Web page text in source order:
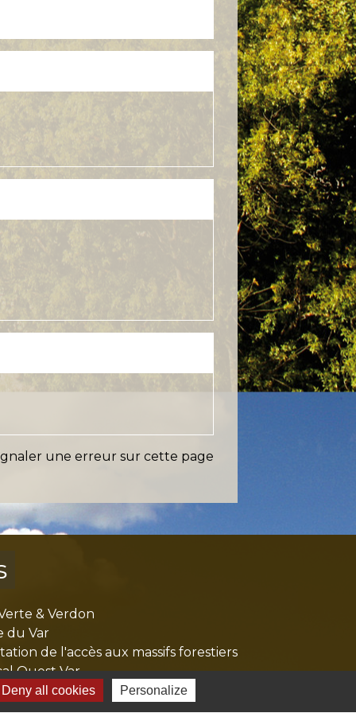
une erreur sur cette page
& Verdon
du Var
de l'accès aux massifs forestiers
Ouest Var
Provence Verte
Deny all cookies Personalize